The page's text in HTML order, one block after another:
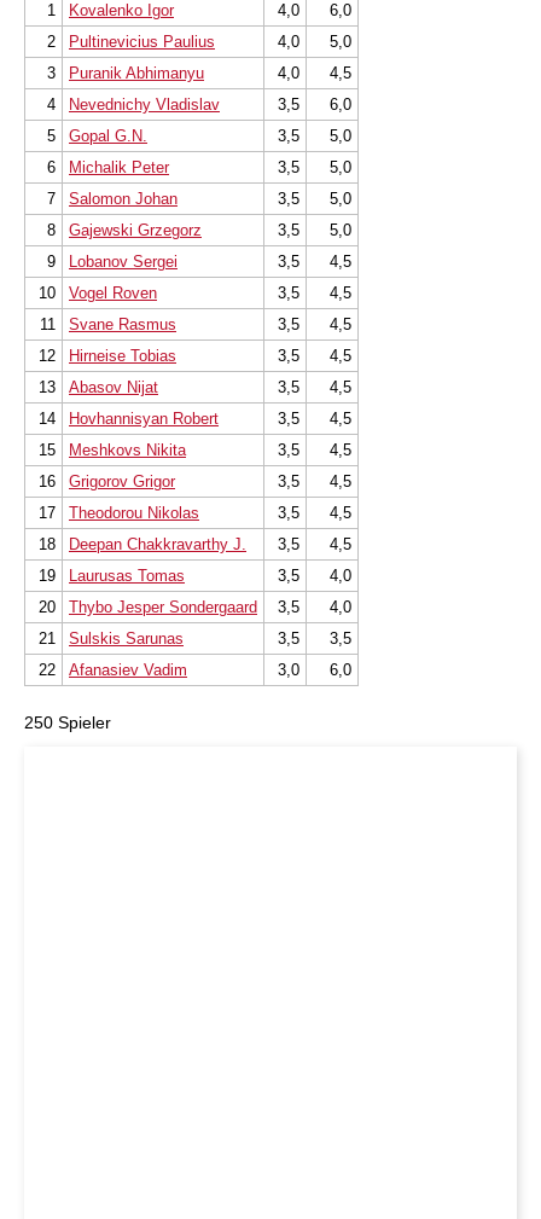
1
Kovalenko Igor 4,0
6,0
2
Pultinevicius Paulius 4,0
5,0
3
Puranik Abhimanyu 4,0
4,5
4
Nevednichy Vladislav 3,5
6,0
5
Gopal G.N. 3,5
5,0
6
Michalik Peter 3,5
5,0
7
Salomon Johan 3,5
5,0
8
Gajewski Grzegorz 3,5
5,0
9
Lobanov Sergei 3,5
4,5
10
Vogel Roven 3,5
4,5
11
Svane Rasmus 3,5
4,5
12
Hirneise Tobias 3,5
4,5
13
Abasov Nijat 3,5
4,5
14
Hovhannisyan Robert 3,5
4,5
15
Meshkovs Nikita 3,5
4,5
16
Grigorov Grigor 3,5
4,5
17
Theodorou Nikolas 3,5
4,5
18
Deepan Chakkravarthy J. 3,5
4,5
19
Laurusas Tomas 3,5
4,0
20
Thybo Jesper Sondergaard 3,5
4,0
21
Sulskis Sarunas 3,5
3,5
22
Afanasiev Vadim 3,0 6,0
250 Spieler